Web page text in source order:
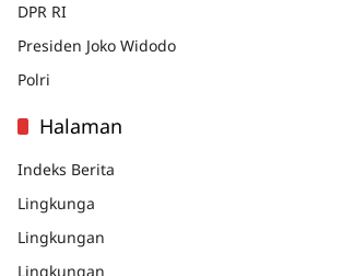
DPR RI
Presiden Joko Widodo
Polri
Halaman
Indeks Berita
Lingkunga
Lingkungan
Lingkungan